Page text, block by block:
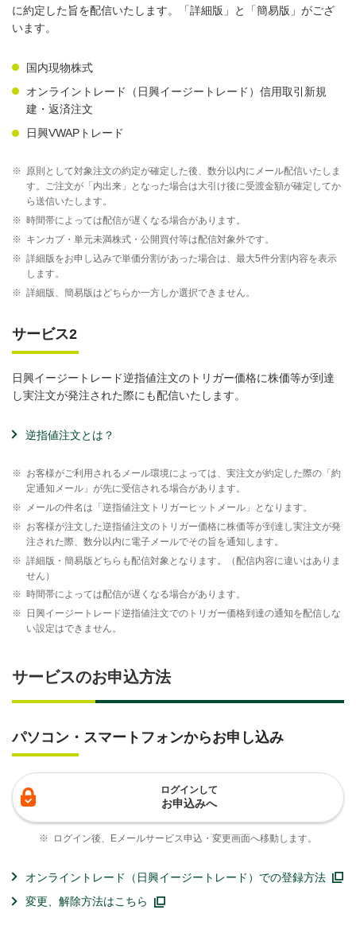
に約定した旨を配信いたします。「詳細版」と「簡易版」がござ
います。
国内現物株式
オンライントレード（日興イージートレード）信用取引新規
建・返済注文
日興VWAPトレード
※ 原則として対象注文の約定が確定した後、数分以内にメール配信いたしま
す。ご注文が「内出来」となった場合は大引け後に受渡金額が確定してか
ら送信いたします。
※ 時間帯によっては配信が遅くなる場合があります。
※ キンカブ・単元未満株式・公開買付等は配信対象外です。
※ 詳細版をお申し込みで単価分割があった場合は、最大5件分割内容を表示
します。
※ 詳細版、簡易版はどちらか一方しか選択できません。
サービス2
日興イージートレード逆指値注文のトリガー価格に株価等が到達
し実注文が発注された際にも配信いたします。
逆指値注文とは？
※ お客様がご利用されるメール環境によっては、実注文が約定した際の「約
定通知メール」が先に受信される場合があります。
※
メールの件名は「逆指値注文トリガーヒットメール」となります。
※ お客様が注文した逆指値注文のトリガー価格に株価等が到達し実注文が発
注された際、数分以内に電子メールでその旨を通知します。
※ 詳細版・簡易版どちらも配信対象となります。（配信内容に違いはありま
せん）
※ 時間帯によっては配信が遅くなる場合があります。
※
日興イージートレード逆指値注文でのトリガー価格到達の通知を配信しな
い設定はできません。
サービスのお申込方法
パソコン・スマートフォンからお申し込み
ログインして
お申込みへ
※ ログイン後、Eメールサービス申込・変更画面へ移動します。
オンライントレード（日興イージートレード）での登録方法
変更、解除方法はこちら